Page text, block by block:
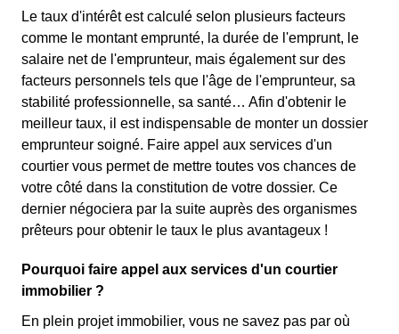
Le taux d'intérêt est calculé selon plusieurs facteurs
comme le montant emprunté, la durée de l'emprunt, le
salaire net de l'emprunteur, mais également sur des
facteurs personnels tels que l'âge de l'emprunteur, sa
stabilité professionnelle, sa santé… Afin d'obtenir le
meilleur taux, il est indispensable de monter un dossier
emprunteur soigné. Faire appel aux services d'un
courtier vous permet de mettre toutes vos chances de
votre côté dans la constitution de votre dossier. Ce
dernier négociera par la suite auprès des organismes
prêteurs pour obtenir le taux le plus avantageux !
Pourquoi faire appel aux services d'un courtier
immobilier ?
En plein projet immobilier, vous ne savez pas par où